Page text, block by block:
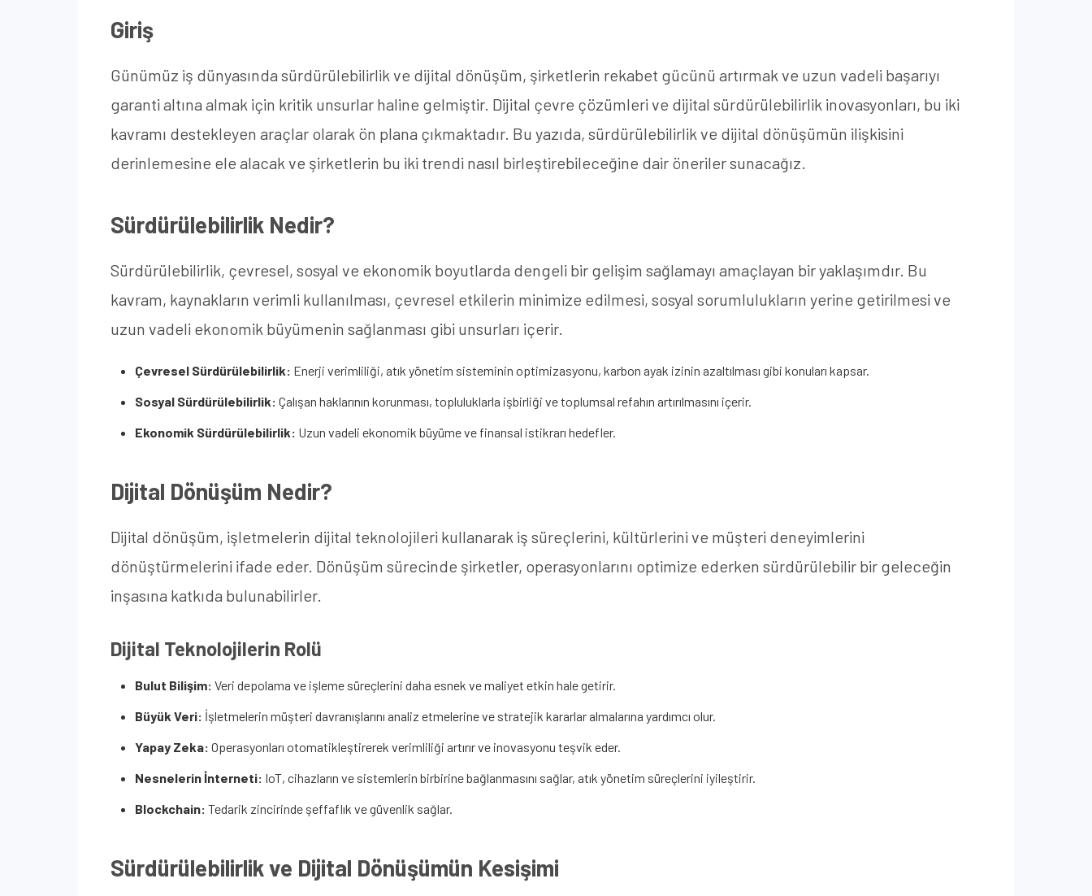
Giriş
Günümüz iş dünyasında sürdürülebilirlik ve dijital dönüşüm, şirketlerin rekabet gücünü artırmak ve uzun vadeli başarıyı
garanti altına almak için kritik unsurlar haline gelmiştir. Dijital çevre çözümleri ve dijital sürdürülebilirlik inovasyonları, bu iki
kavramı destekleyen araçlar olarak ön plana çıkmaktadır. Bu yazıda, sürdürülebilirlik ve dijital dönüşümün ilişkisini
derinlemesine ele alacak ve şirketlerin bu iki trendi nasıl birleştirebileceğine dair öneriler sunacağız.
Sürdürülebilirlik Nedir?
Sürdürülebilirlik, çevresel, sosyal ve ekonomik boyutlarda dengeli bir gelişim sağlamayı amaçlayan bir yaklaşımdır. Bu
kavram, kaynakların verimli kullanılması, çevresel etkilerin minimize edilmesi, sosyal sorumlulukların yerine getirilmesi ve
uzun vadeli ekonomik büyümenin sağlanması gibi unsurları içerir.
Çevresel Sürdürülebilirlik: Enerji verimliliği, atık yönetim sisteminin optimizasyonu, karbon ayak izinin azaltılması gibi konuları kapsar.
Sosyal Sürdürülebilirlik: Çalışan haklarının korunması, topluluklarla işbirliği ve toplumsal refahın artırılmasını içerir.
Ekonomik Sürdürülebilirlik: Uzun vadeli ekonomik büyüme ve finansal istikrarı hedefler.
Dijital Dönüşüm Nedir?
Dijital dönüşüm, işletmelerin dijital teknolojileri kullanarak iş süreçlerini, kültürlerini ve müşteri deneyimlerini
dönüştürmelerini ifade eder. Dönüşüm sürecinde şirketler, operasyonlarını optimize ederken sürdürülebilir bir geleceğin
inşasına katkıda bulunabilirler.
Dijital Teknolojilerin Rolü
Bulut Bilişim: Veri depolama ve işleme süreçlerini daha esnek ve maliyet etkin hale getirir.
Büyük Veri: İşletmelerin müşteri davranışlarını analiz etmelerine ve stratejik kararlar almalarına yardımcı olur.
Yapay Zeka: Operasyonları otomatikleştirerek verimliliği artırır ve inovasyonu teşvik eder.
Nesnelerin İnterneti: IoT, cihazların ve sistemlerin birbirine bağlanmasını sağlar, atık yönetim süreçlerini iyileştirir.
Blockchain: Tedarik zincirinde şeffaflık ve güvenlik sağlar.
Sürdürülebilirlik ve Dijital Dönüşümün Kesişimi